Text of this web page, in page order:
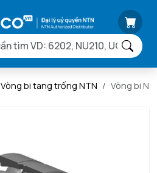
Vòng bi tang trống NTN Vòng bi